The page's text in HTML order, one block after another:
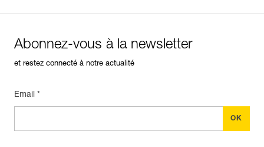
Abonnez-vous à la newsletter
et restez connecté à notre actualité
Email *